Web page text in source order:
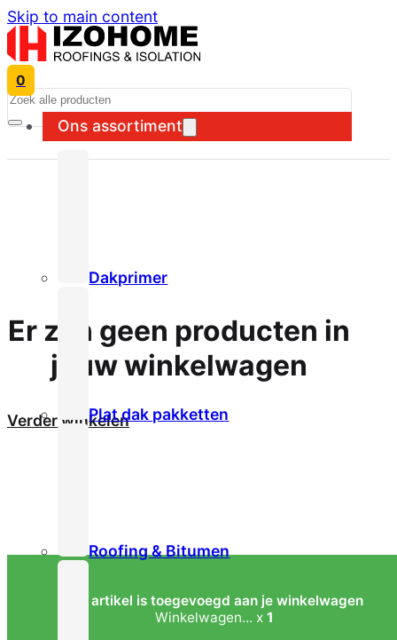
Skip to main content
0
Ons assortiment
Dakprimer
Plat dak pakketten
Roofing & Bitumen
Search
Er zijn geen producten in
jouw winkelwagen
Verder winkelen
Het artikel is toegevoegd aan je winkelwagen
Winkelwagen... x 1